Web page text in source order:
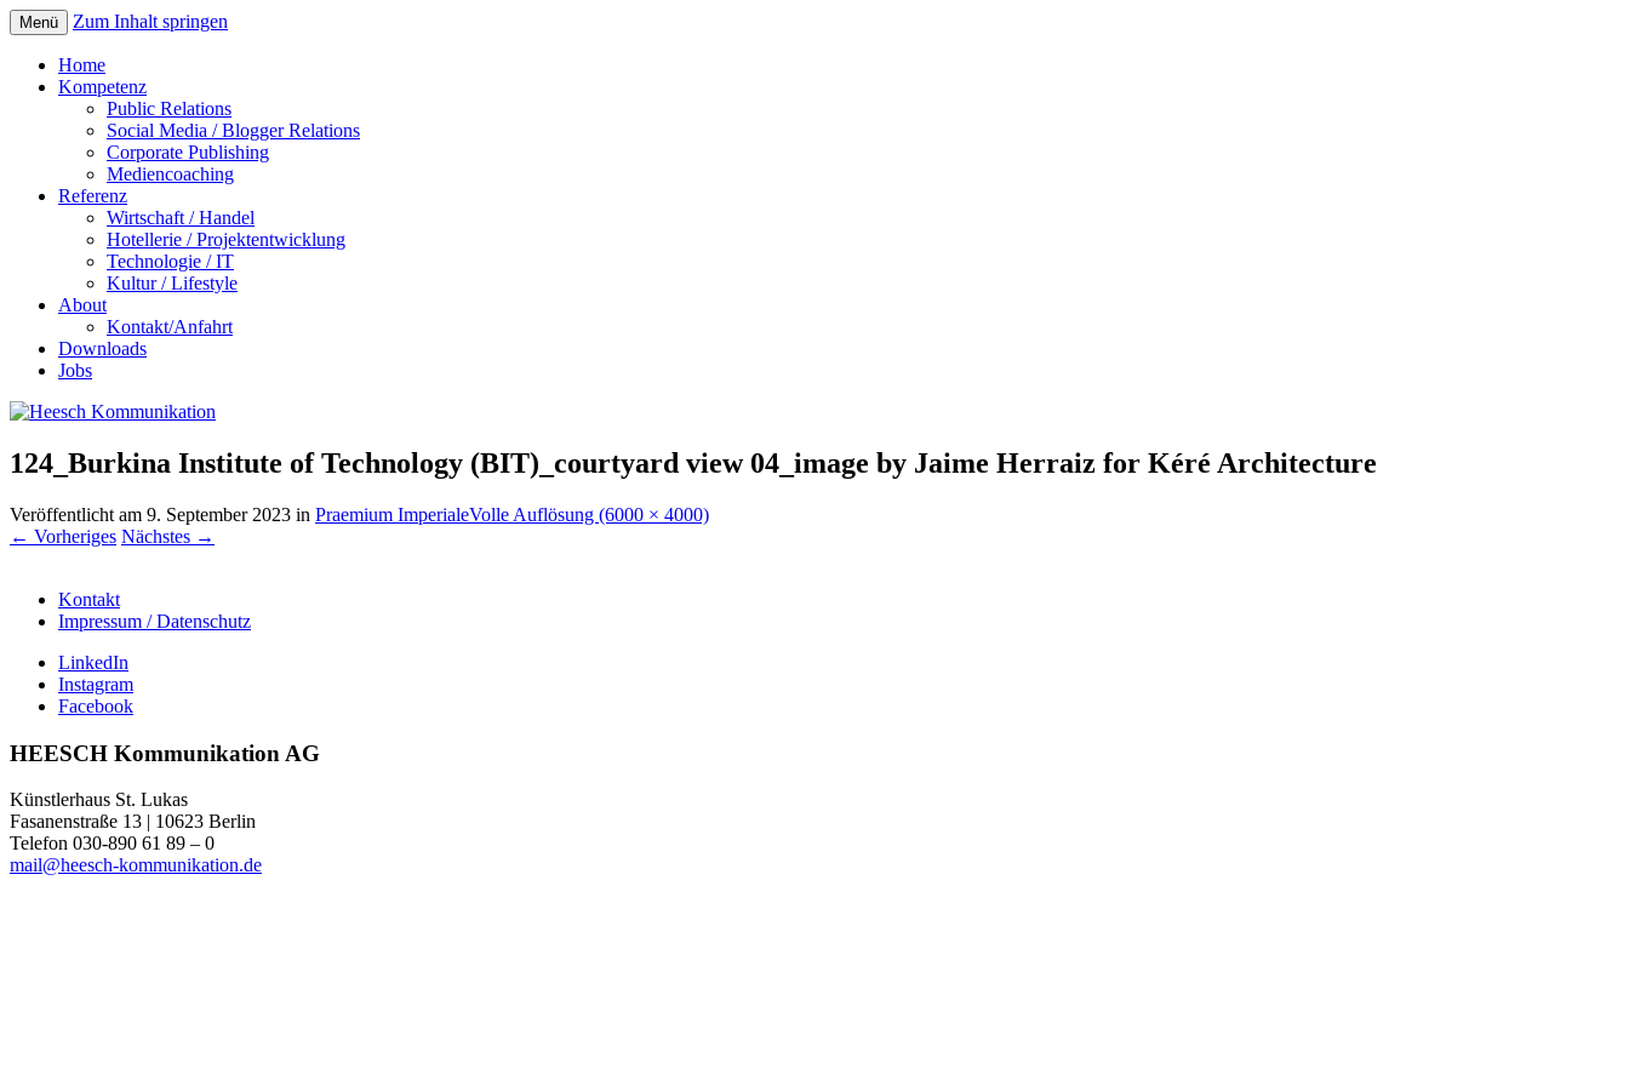
Menü Zum Inhalt springen
Home
Kompetenz
Public Relations
Social Media / Blogger Relations
Corporate Publishing
Mediencoaching
Referenz
Wirtschaft / Handel
Hotellerie / Projektentwicklung
Technologie / IT
Kultur / Lifestyle
About
Kontakt/Anfahrt
Downloads
Jobs
124_Burkina Institute of Technology (BIT)_courtyard view 04_image by Jaime Herraiz for Kéré Architecture
Veröffentlicht am 9. September 2023 in Praemium ImperialeVolle Auflösung (6000 × 4000)
← Vorheriges Nächstes →
Kontakt
Impressum / Datenschutz
LinkedIn
Instagram
Facebook
HEESCH Kommunikation AG
Künstlerhaus St. Lukas
Fasanenstraße 13 | 10623 Berlin
Telefon 030-890 61 89 – 0
mail@heesch-kommunikation.de